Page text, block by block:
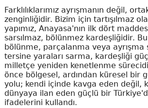
Farklılıklarımız ayrışmanın değil,
zenginliğidir. Bizim için tartışılmaz
yapımız, Anayasa'nın ilk dört
sarsılmaz, bölünmez kardeşliğidir.
bölünme, parçalanma veya
tersine yaraları sarma, kardeşliği
milletçe yeniden kenetlenme
önce bölgesel, ardından küresel bir
yolu; kendi içinde kavga eden değil,
dünyaya ilan eden güçlü bir
ifadelerini kullandı.